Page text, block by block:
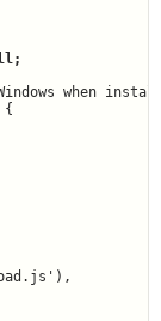
when
{